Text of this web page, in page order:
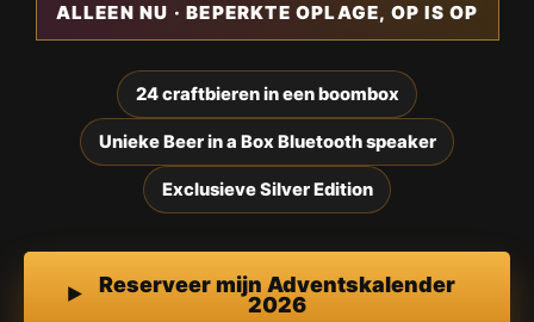
ALLEEN NU · BEPERKTE OPLAGE, OP IS OP
24 craftbieren in een boombox
Unieke Beer in a Box Bluetooth speaker
Exclusieve Silver Edition
Reserveer mijn Adventskalender
2026